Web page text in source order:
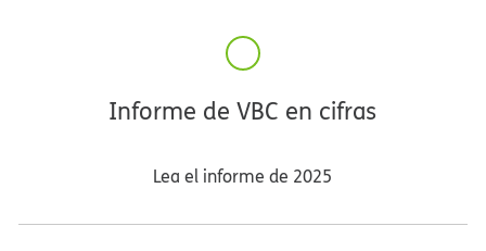
Informe de VBC en cifras​​
Lea el informe de 2025​​